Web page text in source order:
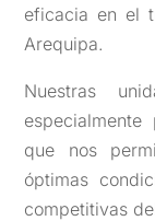
eficacia en el
Arequipa.
Nuestras
que nos
óptimas
competitivas